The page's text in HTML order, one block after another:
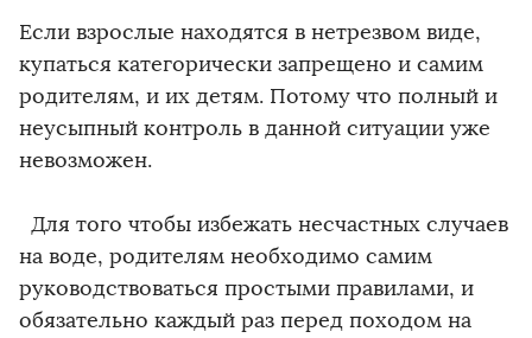
Если взрослые находятся в нетрезвом виде,
купаться категорически запрещено и самим
родителям, и их детям. Потому что полный и
неусыпный контроль в данной ситуации уже
невозможен.
Для того чтобы избежать несчастных случаев
на воде, родителям необходимо самим
руководствоваться простыми правилами, и
обязательно каждый раз перед походом на